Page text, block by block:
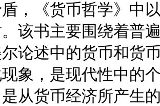
，《货币哲学》中
该书主要围绕着普
论述中的货币和货
象，是现代性中的
从货币经济所产生